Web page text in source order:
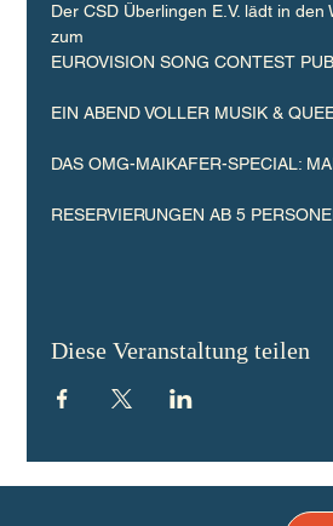
Der CSD Überlingen E.V. lädt in den
zum
EUROVISION SONG CONTEST
EIN ABEND VOLLER MUSIK &
DAS OMG-MAIKAFER-SPECIAL:
RESERVIERUNGEN AB 5
Diese Veranstaltung teilen